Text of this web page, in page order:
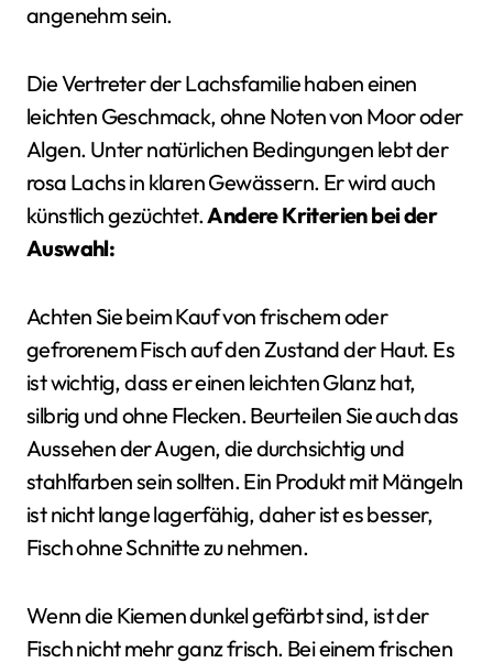
angenehm sein.
Die Vertreter der Lachsfamilie haben einen
leichten Geschmack, ohne Noten von Moor oder
Algen. Unter natürlichen Bedingungen lebt der
rosa Lachs in klaren Gewässern. Er wird auch
künstlich gezüchtet.Andere Kriterien bei der
Auswahl:
Achten Sie beim Kauf von frischem oder
gefrorenem Fisch auf den Zustand der Haut. Es
ist wichtig, dass er einen leichten Glanz hat,
silbrig und ohne Flecken. Beurteilen Sie auch das
Aussehen der Augen, die durchsichtig und
stahlfarben sein sollten. Ein Produkt mit Mängeln
ist nicht lange lagerfähig, daher ist es besser,
Fisch ohne Schnitte zu nehmen.
Wenn die Kiemen dunkel gefärbt sind, ist der
Fisch nicht mehr ganz frisch. Bei einem frischen